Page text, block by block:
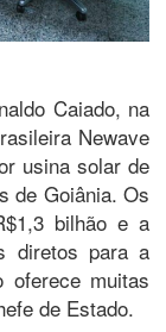
Caiado, na
Newave
usina solar de
de Goiânia. Os
bilhão e a
diretos para a
oferece muitas
de Estado.